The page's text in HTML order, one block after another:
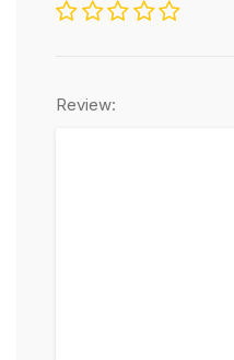
Review: